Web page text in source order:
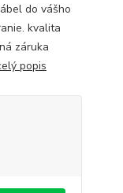
do vášho
kvalita
záruka
popis